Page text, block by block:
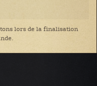
lors de la finalisation